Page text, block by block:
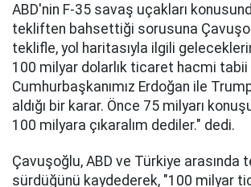
ABD'nin F-35 savaş uçakları
tekliften bahsettiği sorusuna
teklifle, yol haritasıyla ilgili
100 milyar dolarlık ticaret hacmi tabii
Cumhurbaşkanımız Erdoğan ile
aldığı bir karar. Önce 75 milyarı
100 milyara çıkaralım dediler." dedi.
Çavuşoğlu, ABD ve Türkiye arasında
sürdüğünü kaydederek, "100 milyar